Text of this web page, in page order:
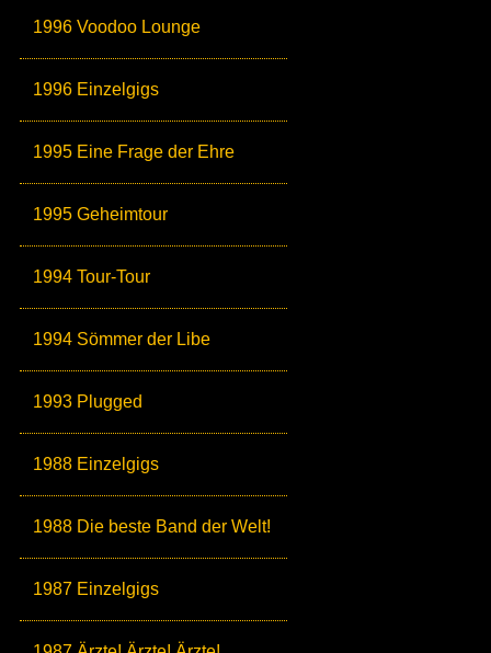
1996 Voodoo Lounge
1996 Einzelgigs
1995 Eine Frage der Ehre
1995 Geheimtour
1994 Tour-Tour
1994 Sömmer der Libe
1993 Plugged
1988 Einzelgigs
1988 Die beste Band der Welt!
1987 Einzelgigs